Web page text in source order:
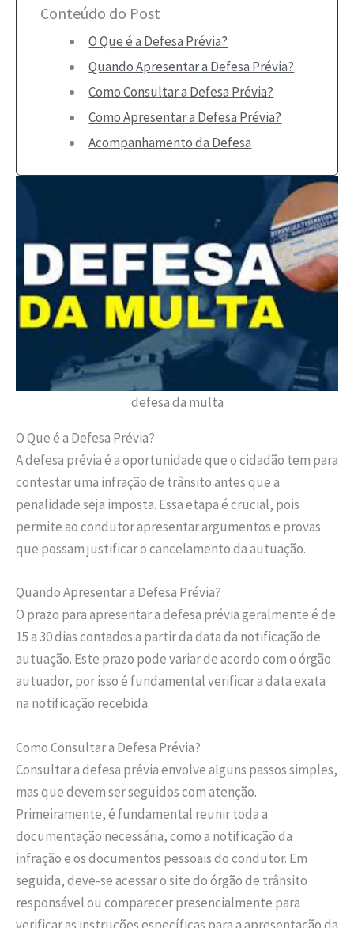
Conteúdo do Post
O Que é a Defesa Prévia?
Quando Apresentar a Defesa Prévia?
Como Consultar a Defesa Prévia?
Como Apresentar a Defesa Prévia?
Acompanhamento da Defesa
defesa da multa
O Que é a Defesa Prévia?
A defesa prévia é a oportunidade que o cidadão tem para
contestar uma infração de trânsito antes que a
penalidade seja imposta. Essa etapa é crucial, pois
permite ao condutor apresentar argumentos e provas
que possam justificar o cancelamento da autuação.
Quando Apresentar a Defesa Prévia?
O prazo para apresentar a defesa prévia geralmente é de
15 a 30 dias contados a partir da data da notificação de
autuação. Este prazo pode variar de acordo com o órgão
autuador, por isso é fundamental verificar a data exata
na notificação recebida.
Como Consultar a Defesa Prévia?
Consultar a defesa prévia envolve alguns passos simples,
mas que devem ser seguidos com atenção.
Primeiramente, é fundamental reunir toda a
documentação necessária, como a notificação da
infração e os documentos pessoais do condutor. Em
seguida, deve-se acessar o site do órgão de trânsito
responsável ou comparecer presencialmente para
verificar as instruções específicas para a apresentação da